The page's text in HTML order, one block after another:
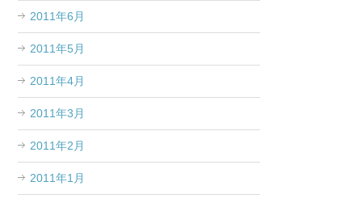
2011年6月
2011年5月
2011年4月
2011年3月
2011年2月
2011年1月